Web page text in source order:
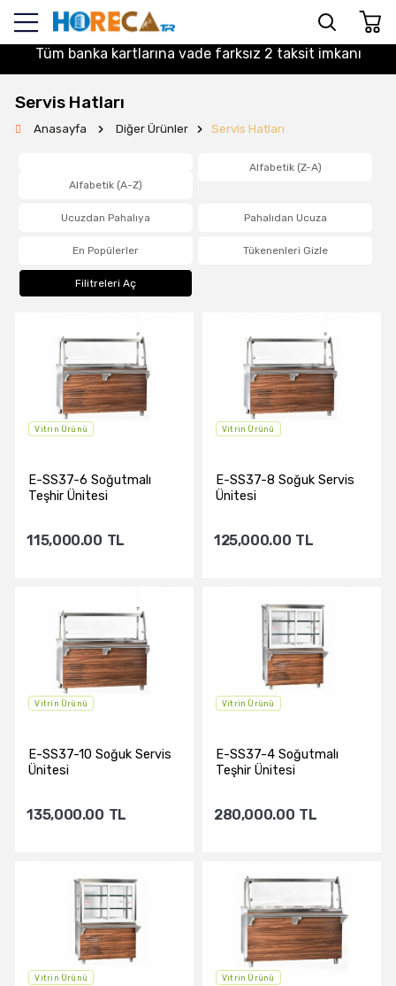
Tüm banka kartlarına vade farksız 2 taksit imkanı
Servis Hatları
Anasayfa Diğer Ürünler Servis Hatları
Alfabetik (A-Z)
Alfabetik (Z-A)
Ucuzdan Pahalıya Pahalıdan Ucuza
En Popülerler Tükenenleri Gizle
Filitreleri Aç
Vitrin Ürünü
E-SS37-6 Soğutmalı
Teşhir Ünitesi
115,000.00 TL
Sepete Ekle
Vitrin Ürünü
E-SS37-8 Soğuk Servis
Ünitesi
125,000.00 TL
Sepete Ekle
Vitrin Ürünü
E-SS37-10 Soğuk Servis
Ünitesi
135,000.00 TL
Sepete Ekle
Vitrin Ürünü
E-SS37-4 Soğutmalı
Teşhir Ünitesi
280,000.00 TL
Vitrin Ürünü Vitrin Ürünü